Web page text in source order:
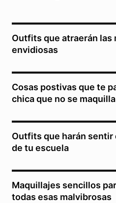
Outfits que atraerán las
envidiosas
Cosas postivas que te
chica que no se maquilla
Outfits que harán sentir
de tu escuela
Maquillajes sencillos
todas esas malvibrosas